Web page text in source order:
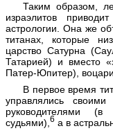
Таким образом,
израэлитов
астрологии. Она же
титанах, которые
царство Сатурна
Татарией) и вместо
Патер-Юпитер),
В первое время
управлялись
руководителями (в
судьями), 6 а в